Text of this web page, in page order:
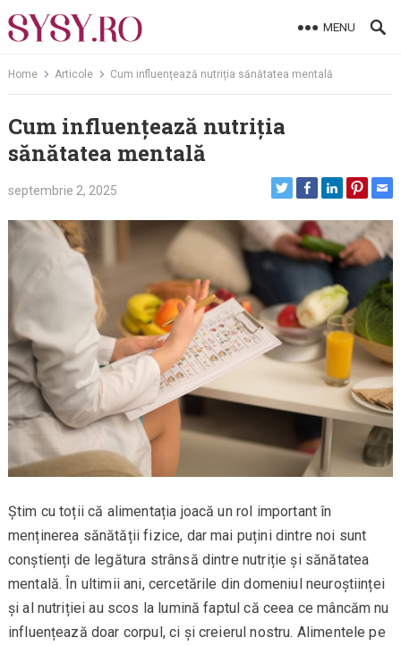
to
MENU
Home Articole Cum influențează nutriția sănătatea mentală
Cum influențează nutriția
sănătatea mentală
septembrie 2, 2025
Știm cu toții că alimentația joacă un rol important în
menținerea sănătății fizice, dar mai puțini dintre noi sunt
conștienți de legătura strânsă dintre nutriție și sănătatea
mentală. În ultimii ani, cercetările din domeniul neuroștiinței
și al nutriției au scos la lumină faptul că ceea ce mâncăm nu
influențează doar corpul, ci și creierul nostru. Alimentele pe